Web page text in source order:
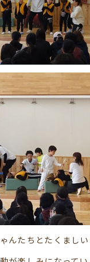
んたちとたくましい